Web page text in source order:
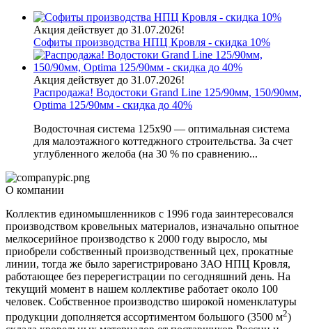
Акция действует до 31.07.2026!
Софиты производства НПЦ Кровля - скидка 10%
Акция действует до 31.07.2026!
Распродажа! Водостоки Grand Line 125/90мм, 150/90мм,
Optima 125/90мм - скидка до 40%
Водосточная система 125х90 — оптимальная система
для малоэтажного коттеджного строительства. За счет
углубленного желоба (на 30 % по сравнению...
О компании
Коллектив единомышленников с 1996 года заинтересовался
производством кровельных материалов, изначально опытное
мелкосерийное производство к 2000 году выросло, мы
приобрели собственный производственный цех, прокатные
линии, тогда же было зарегистрировано ЗАО НПЦ Кровля,
работающее без перерегистрации по сегодняшний день. На
текущий момент в нашем коллективе работает около 100
человек. Собственное производство широкой номенклатуры
продукции дополняется ассортиментом большого (3500 м2)